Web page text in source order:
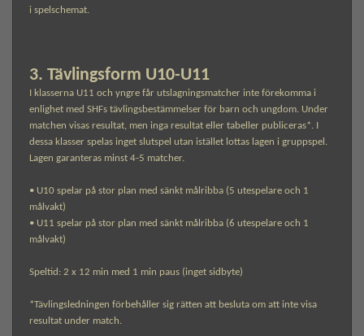
i spelschemat.
3. Tävlingsform U10-U11
I klasserna U11 och yngre får utslagningsmatcher inte förekomma i
enlighet med SHFs tävlingsbestämmelser för barn och ungdom. Under
matchen visas resultat, men inga resultat eller tabeller publiceras*. I
dessa klasser spelas inget slutspel utan istället lottas lagen i gruppspel.
Lagen garanteras minst 4-5 matcher.
• U10 spelar på stor plan med sänkt målribba (5 utespelare och 1
målvakt)
• U11 spelar på stor plan med sänkt målribba (6 utespelare och 1
målvakt)
Speltid: 2 x 12 min med 1 min paus (inget sidbyte)
*Tävlingsledningen förbehåller sig rätten att besluta om att inte visa
resultat under match.